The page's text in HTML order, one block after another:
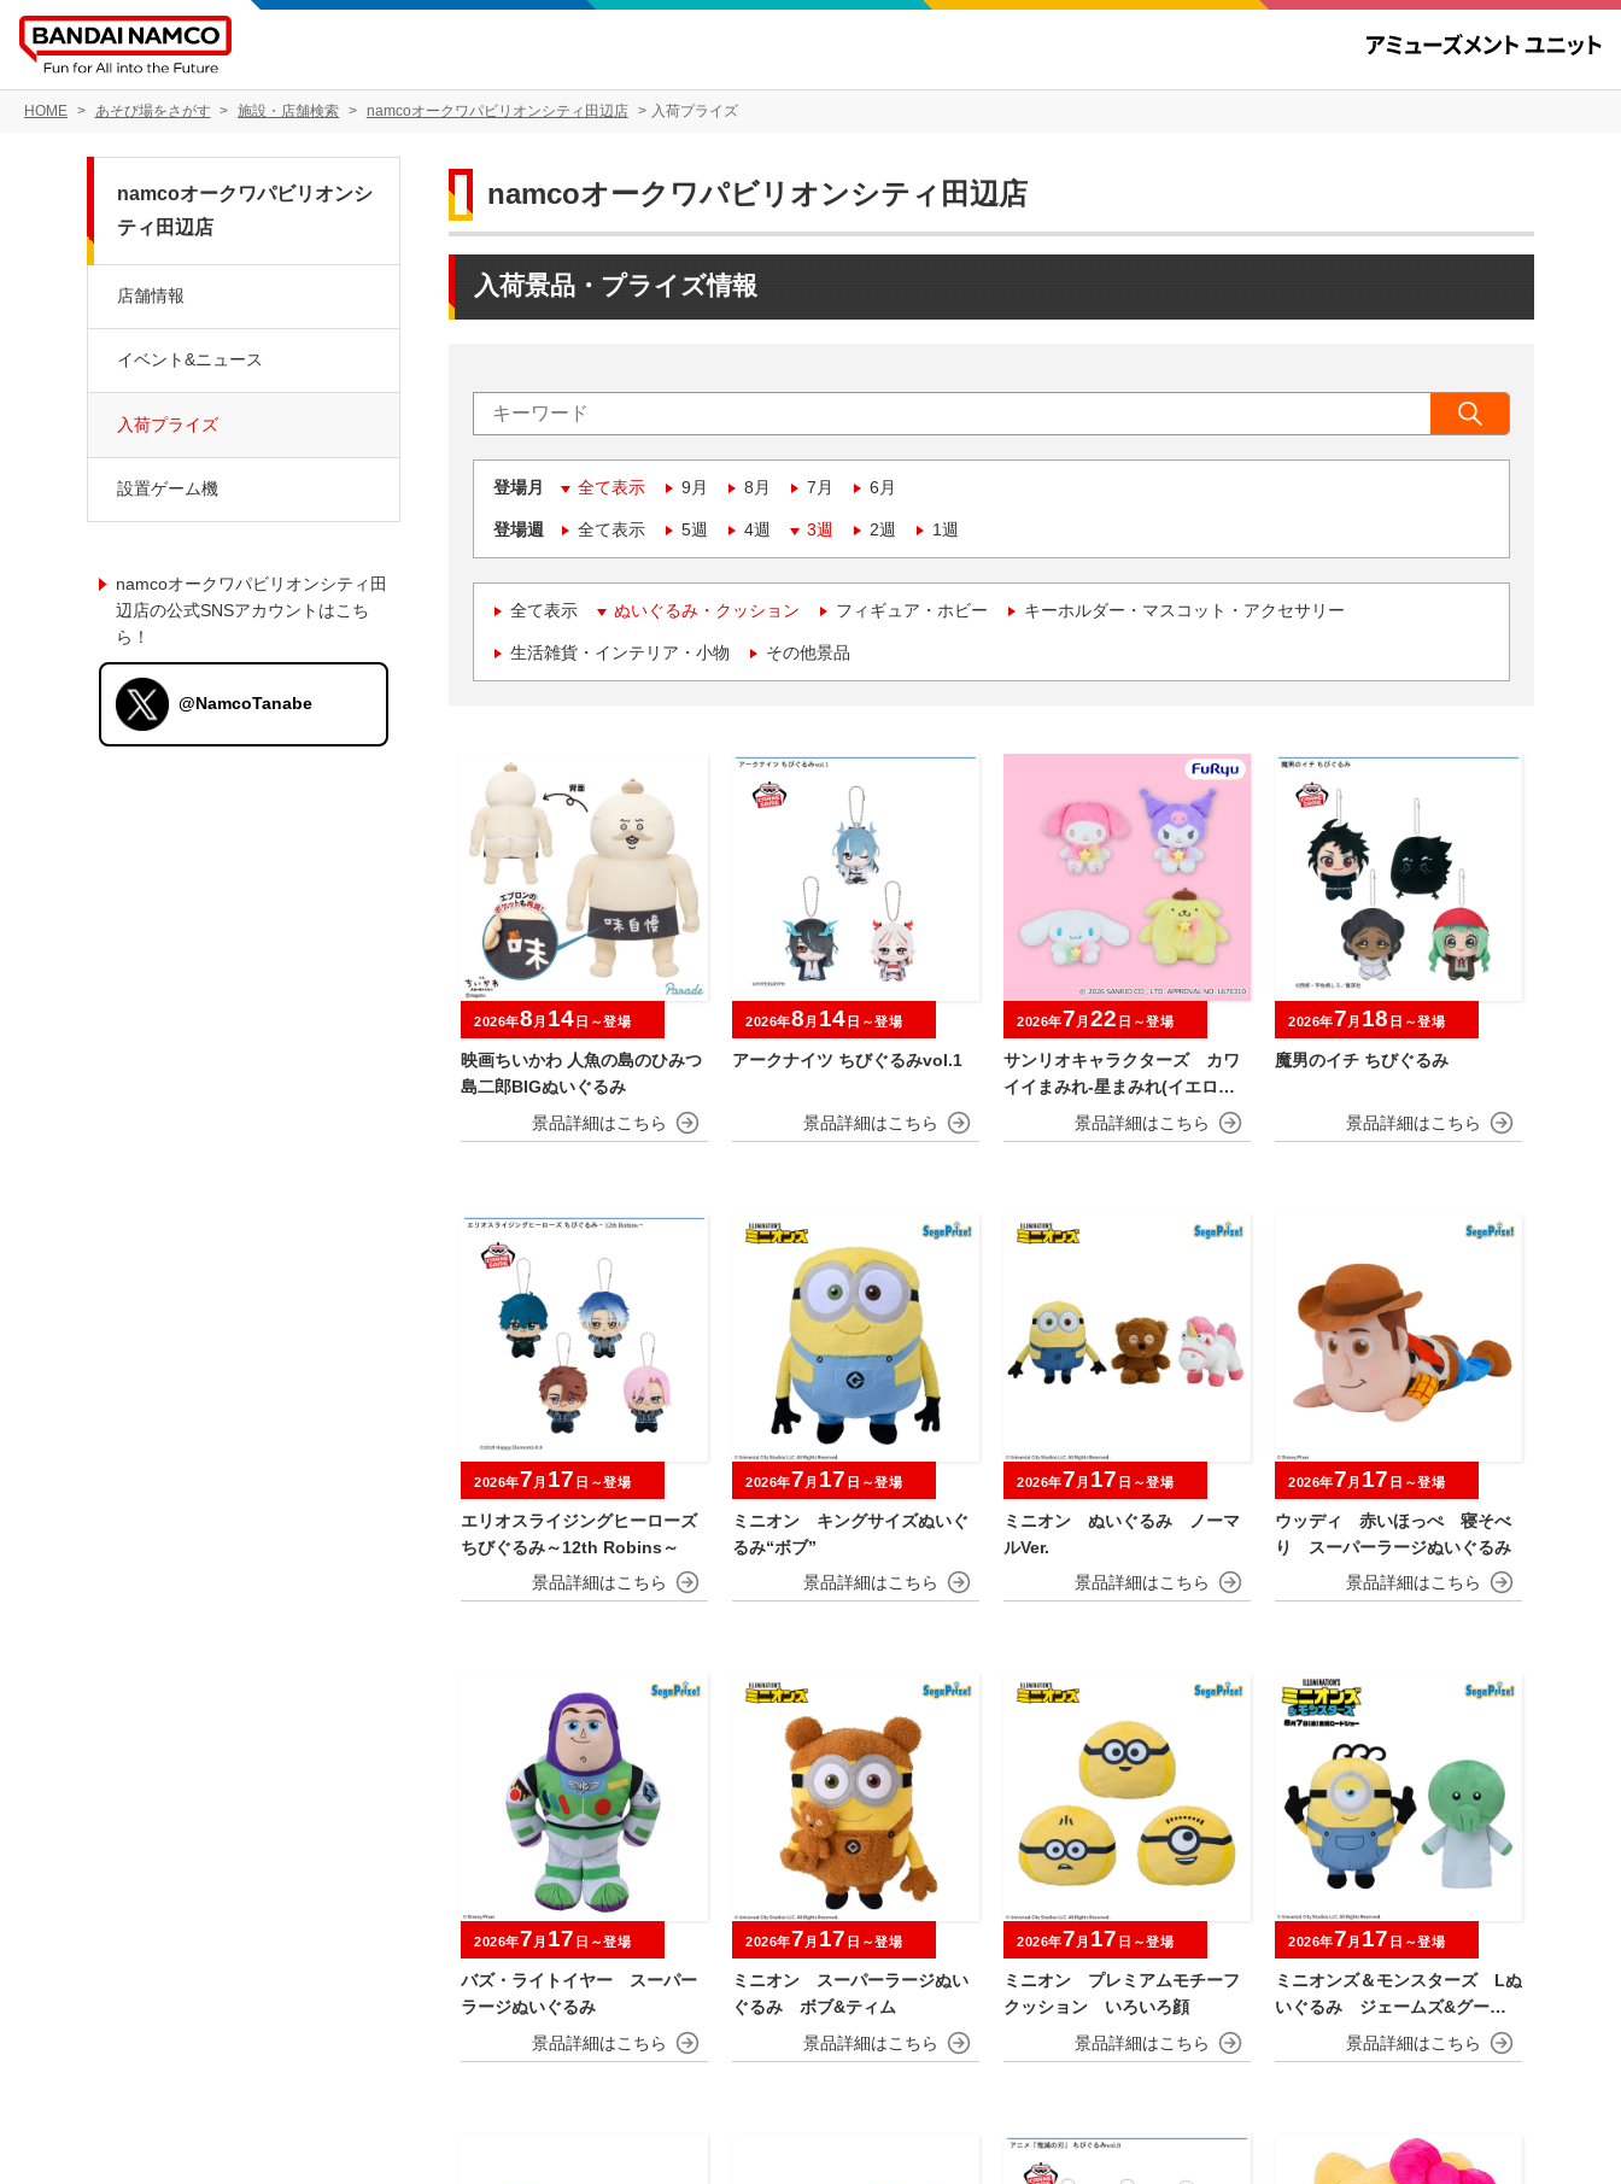
HOME あそび場をさがす 施設・店舗検索 namcoオークワパビリオンシティ田辺店 入荷プライズ
namcoオークワパビリオンシティ田辺店
入荷景品・プライズ情報
登場月 全て表示 9月 8月 7月 6月
登場週 全て表示 5週 4週 3週 2週 1週
全て表示 ぬいぐるみ・クッション フィギュア・ホビー キーホルダー・マスコット・アクセサリー
生活雑貨・インテリア・小物 その他景品
映画ちいかわ 人魚の島のひみつ
島二郎BIGぬいぐるみ
2026年8 月 14 日～登場
アークナイツ ちびぐるみvol.1
2026年8 月 14 日～登場
サンリオキャラクターズ カワ
イイまみれ-星まみれ(イエロー)-
ぬいぐるみ
2026年7 月 22 日～登場
魔男のイチ ちびぐるみ
2026年7 月 18 日～登場
エリオスライジングヒーローズ
ちびぐるみ～12th Robins～
2026年7 月 17 日～登場
ミニオン キングサイズぬいぐ
るみ“ボブ”
2026年7 月 17 日～登場
ミニオン ぬいぐるみ ノーマ
ルVer.
2026年7 月 17 日～登場
ウッディ 赤いほっぺ 寝そべ
り スーパーラージぬいぐるみ
2026年7 月 17 日～登場
バズ・ライトイヤー スーパー
ラージぬいぐるみ
2026年7 月 17 日～登場
ミニオン スーパーラージぬい
ぐるみ ボブ&ティム
2026年7 月 17 日～登場
ミニオン プレミアムモチーフ
クッション いろいろ顔
2026年7 月 17 日～登場
ミニオンズ＆モンスターズ Lぬ
いぐるみ ジェームズ&グーミ
2026年7 月 17 日～登場
namcoオークワパビリオンシ
ティ田辺店
店舗情報
イベント&ニュース
入荷プライズ
設置ゲーム機
namcoオークワパビリオンシティ田
辺店の公式SNSアカウントはこち
ら！
@NamcoTanabe